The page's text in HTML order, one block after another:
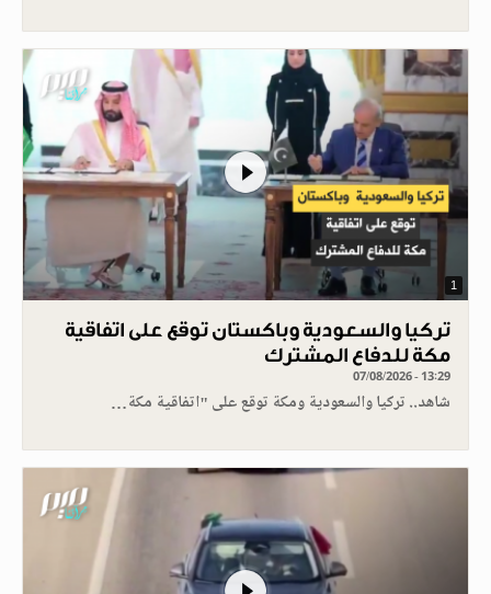
1
تركيا والسعودية وباكستان توقع على اتفاقية
مكة للدفاع المشترك
07/08/2026 - 13:29
شاهد.. تركيا والسعودية ومكة توقع على "اتفاقية مكة…